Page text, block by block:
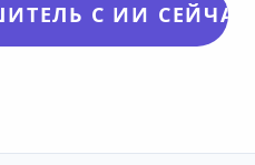
С ИИ СЕЙЧАС